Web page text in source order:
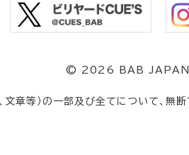
© 2026 BAB
文章等）の一部及び全てについて、無